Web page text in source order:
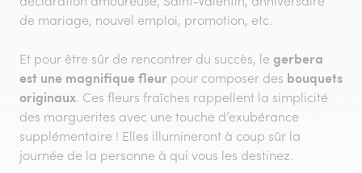
de mariage, nouvel emploi, promotion, etc.
Et pour être sûr de rencontrer du succès, le gerbera
est une magnifique fleur pour composer des bouquets
originaux. Ces fleurs fraîches rappellent la simplicité
des marguerites avec une touche d’exubérance
supplémentaire ! Elles illumineront à coup sûr la
journée de la personne à qui vous les destinez.